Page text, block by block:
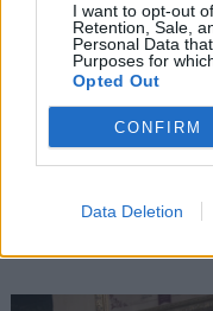
I want to opt-out
Retention, Sale,
Personal Data
Purposes for
Opted Out
CONFIRM
Data Deletion
Ministerstwo